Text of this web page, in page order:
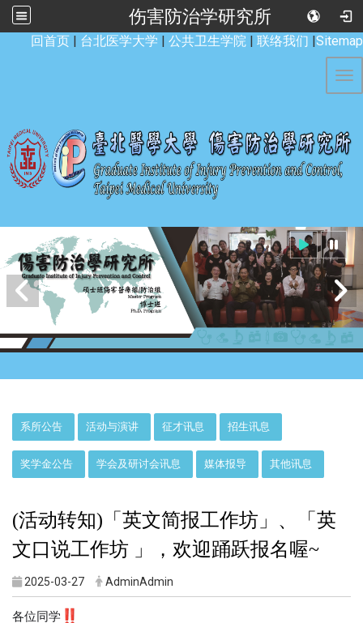
伤害防治学研究所
回首页 | 台北医学大学 | 公共卫生学院 | 联络我们 |Sitemap
系所公告 活动与演讲 征才讯息 招生讯息
奖学金公告 学会及研讨会讯息 媒体报导 其他讯息
(活动转知)「英文简报工作坊」、「英
文口说工作坊 」，欢迎踊跃报名喔~
2025-03-27 AdminAdmin
各位同学